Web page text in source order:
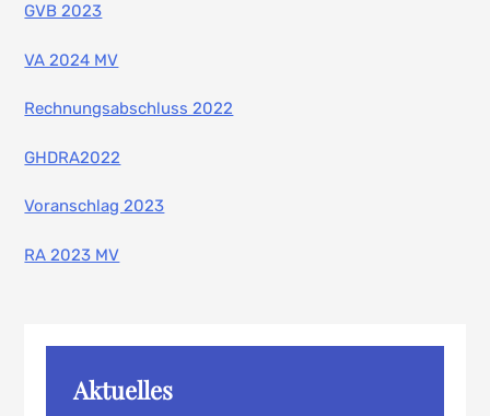
GVB 2023
VA 2024 MV
Rechnungsabschluss 2022
GHDRA2022
Voranschlag 2023
RA 2023 MV
Aktuelles